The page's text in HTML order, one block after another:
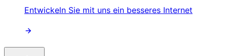
Entwickeln Sie mit uns ein besseres Internet